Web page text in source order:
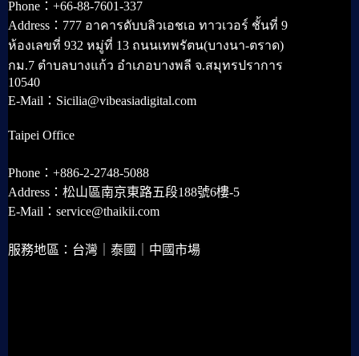
Phone：+66-88-7601-337
Address：777 อาคารดับบลิวเอชเอ ทาวเวอร์ ชั้นที่ 9
ห้องเลขที่ 932 หมู่ที่ 13 ถนนเทพรัตน(บางนา-ตราด)
กม.7 ตำบลบางแก้ว อำเภอบางพลี จ.สมุทรปราการ
10540
E-Mail：Sicilia@vibeasiadigital.com
Taipei Office
Phone：+886-2-2748-5088
Address：松山區南京東路五段188號6樓-5
E-Mail：service@thaikii.com
服務地區：台灣｜泰國｜中國市場